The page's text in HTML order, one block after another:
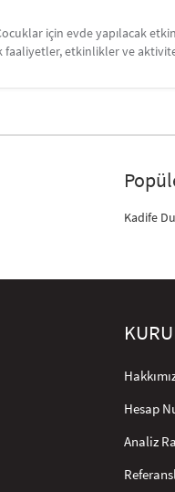
için evde yapılacak
faaliyetler, etkinlikler ve
Kadife
Hesap
Analiz